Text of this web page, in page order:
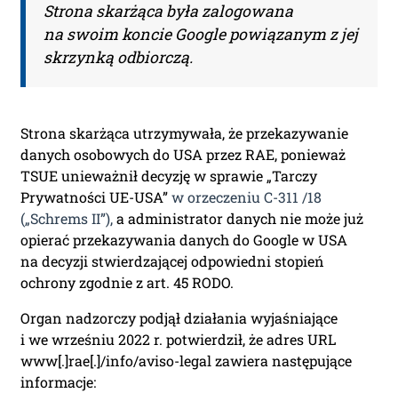
system utworzy konto użytkownika
oraz uruchomi subskrypcję. Dopiero
od tego momentu rozpoczyna się
Aktualności Plus 360
Wyszukiwarka 360
Wyszukiwarka Plus 360 dni
Adres e-mail:
Nazwa Firmy:
NIP:
Strona skarżąca była zalogowana
na swoim koncie Google powiązanym z jej
skrzynką odbiorczą.
Strona skarżąca utrzymywała, że przekazywanie
danych osobowych do USA przez RAE, ponieważ
TSUE unieważnił decyzję w sprawie „Tarczy
Prywatności UE-USA”w orzeczeniu C-311 /18
(„Schrems II”),a administrator danych nie może już
opierać przekazywania danych do Google w USA
na decyzji stwierdzającej odpowiedni stopień
ochrony zgodnie z art. 45 RODO.
Organ nadzorczy podjął działania wyjaśniające
i we wrześniu 2022 r. potwierdził, że adres URL
www[.]rae[.]/info/aviso-legal zawiera następujące
informacje: